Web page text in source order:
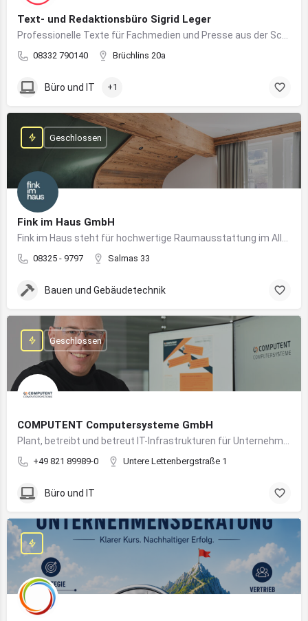
Text- und Redaktionsbüro Sigrid Leger
08332 790140 Brüchlins 20a
Büro und IT +1
Fink im Haus GmbH
08325 - 9797 Salmas 33
Geschlossen
Bauen und Gebäudetechnik
COMPUTENT Computersysteme GmbH
+49 821 89989-0 Untere Lettenbergstraße 1
Geschlossen
Büro und IT